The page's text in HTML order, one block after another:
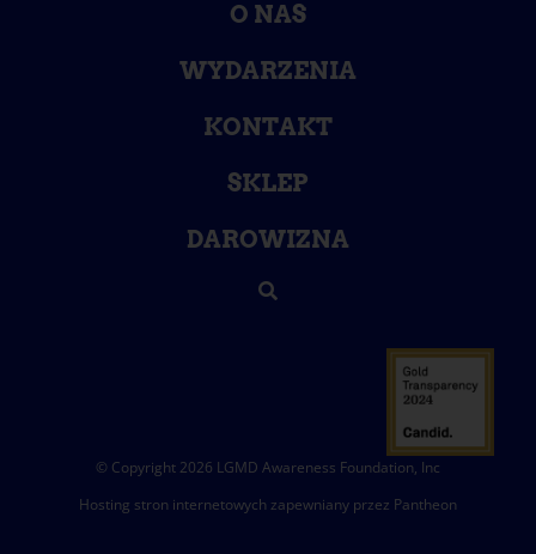
O NAS
WYDARZENIA
KONTAKT
SKLEP
DAROWIZNA
© Copyright 2026 LGMD Awareness Foundation, Inc
Hosting stron internetowych zapewniany przez Pantheon